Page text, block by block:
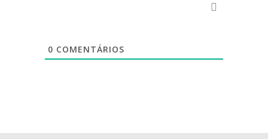
0 COMENTÁRIOS